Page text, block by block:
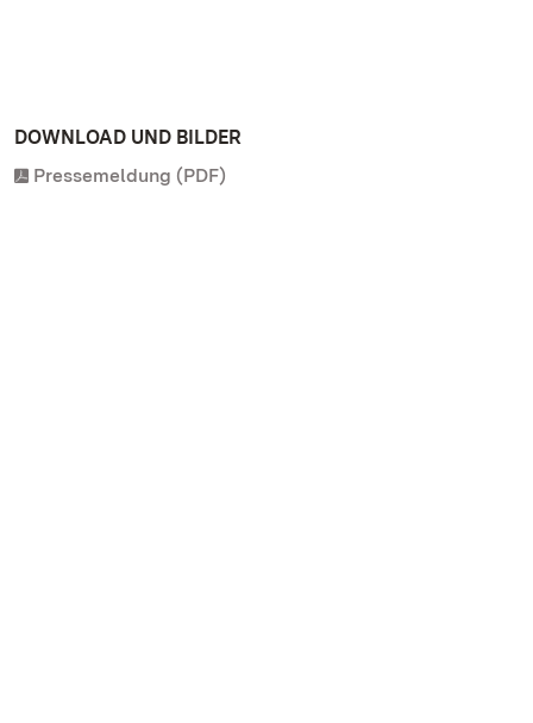
DOWNLOAD UND BILDER
Pressemeldung (PDF)